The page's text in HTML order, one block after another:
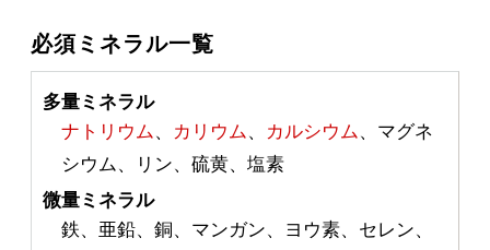
必須ミネラル一覧
多量ミネラル
ナトリウム、 カリウム、 カルシウム、マグネ
シウム、リン、硫黄、塩素
微量ミネラル
鉄、亜鉛、銅、マンガン、ヨウ素、セレン、